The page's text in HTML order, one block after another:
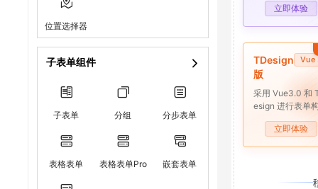
位置选择器
子表单组件
子表单 分组 分步表单
表格表单 表格表单Pro 嵌套表单
立即体验
TDesign
版
Vue
采用 Vue3.0 和
esign 进行表单
立即体验